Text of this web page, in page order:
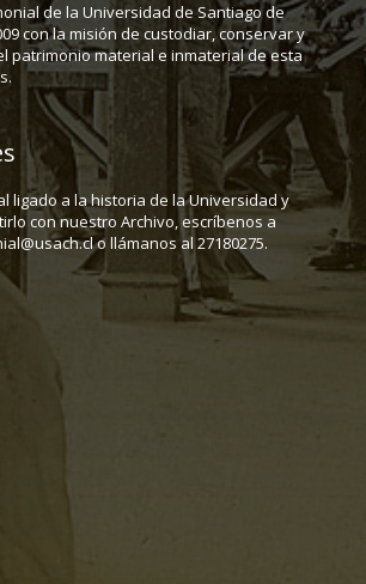
de la Universidad de Santiago de
con la misión de custodiar, conservar y
patrimonio material e inmaterial de esta
ligado a la historia de la Universidad y
con nuestro Archivo, escríbenos a
o llámanos al 27180275.